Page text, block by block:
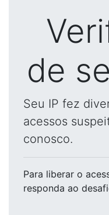
de
Seu IP fez
acessos
conosco.
Para liberar o
responda ao